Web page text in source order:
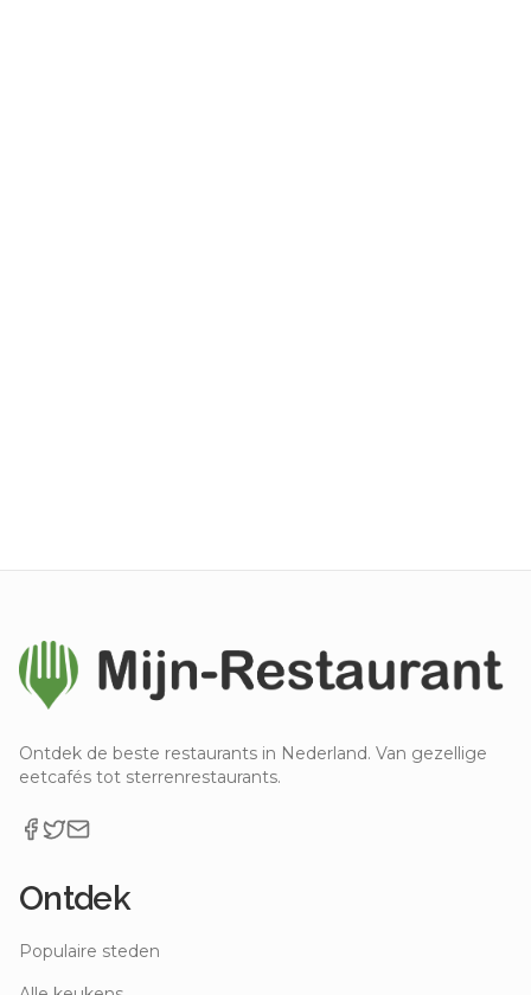
Ontdek de beste restaurants in Nederland. Van gezellige
eetcafés tot sterrenrestaurants.
Ontdek
Populaire steden